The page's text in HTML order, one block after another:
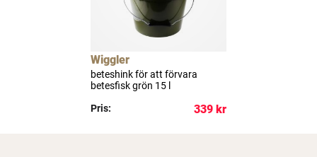
Wiggler
beteshink för att förvara
betesfisk grön 15 l
Pris:
339 kr